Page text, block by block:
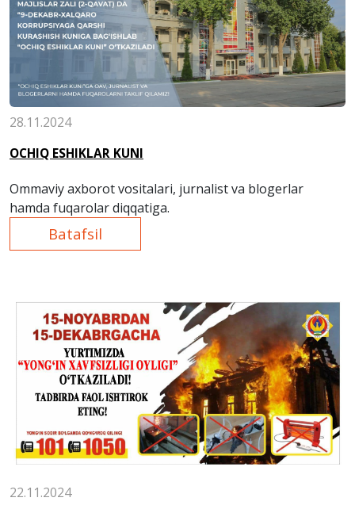
28.11.2024
OCHIQ ESHIKLAR KUNI
Ommaviy axborot vositalari, jurnalist va blogerlar
hamda fuqarolar diqqatiga.
Batafsil
22.11.2024